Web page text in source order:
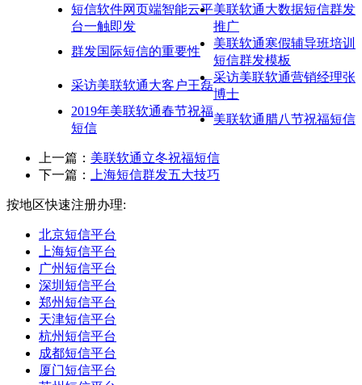
短信软件网页端智能云平
台一触即发
美联软通大数据短信群发
推广
群发国际短信的重要性
美联软通寒假辅导班培训
短信群发模板
采访美联软通大客户王磊
采访美联软通营销经理张
博士
2019年美联软通春节祝福
短信
美联软通腊八节祝福短信
上一篇： 美联软通立冬祝福短信
下一篇：
上海短信群发五大技巧
按地区快速注册办理:
北京短信平台
上海短信平台
广州短信平台
深圳短信平台
郑州短信平台
天津短信平台
杭州短信平台
成都短信平台
厦门短信平台